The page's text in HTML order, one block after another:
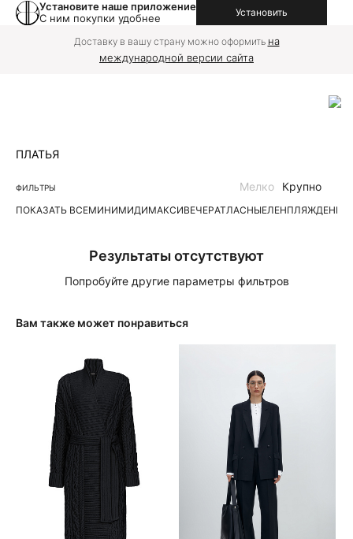
Установите наше приложение
С ним покупки удобнее
Установить
Доставку в вашу страну можно оформить на
международной версии сайта
ПЛАТЬЯ
ФИЛЬТРЫ
ПОКАЗАТЬ ВСЕМИНИМИДИМАКСИВЕЧЕРАТЛАСНЫЕЛЕНПЛЯЖДЕНИМ
Мелко Крупно
Результаты отсутствуют
Попробуйте другие параметры фильтров
Вам также может понравиться